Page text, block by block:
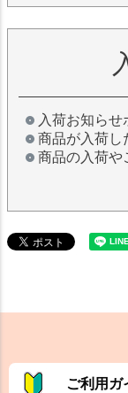
入荷お知ら
商品が入荷し
商品の入荷や
ご利用ガ